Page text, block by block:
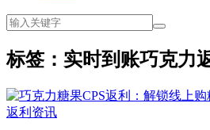
标签：实时到账巧克力
返利资讯